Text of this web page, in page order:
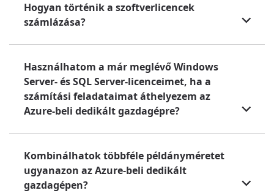
Hogyan történik a szoftverlicencek
számlázása?
Használhatom a már meglévő Windows
Server- és SQL Server-licenceimet, ha a
számítási feladataimat áthelyezem az
Azure-beli dedikált gazdagépre?
Kombinálhatok többféle példányméretet
ugyanazon az Azure-beli dedikált
gazdagépen?